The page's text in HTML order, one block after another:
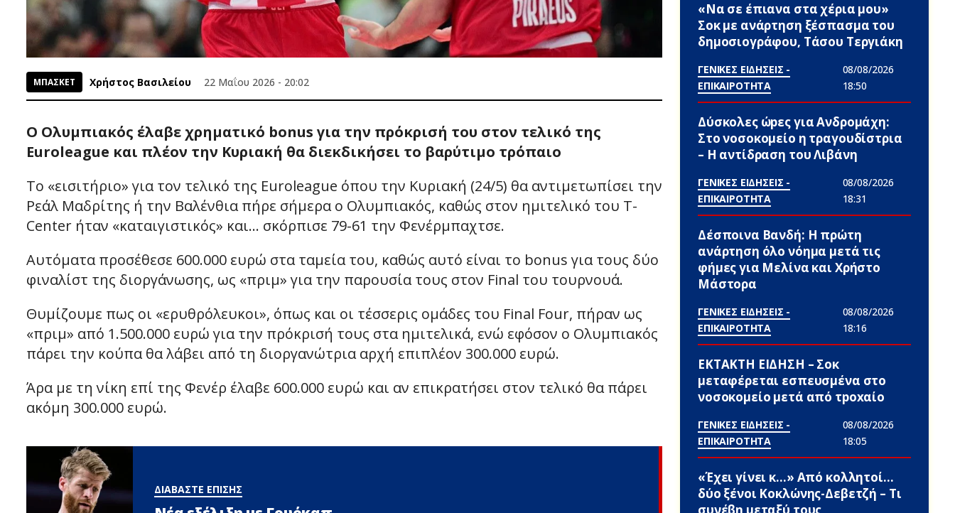
ΜΠΑΣΚΕΤ Χρήστος Βασιλείου 22 Μαΐου 2026 - 20:02
Ο Ολυμπιακός έλαβε χρηματικό bonus για την πρόκρισή του στον τελικό της
Euroleague και πλέον την Κυριακή θα διεκδικήσει το βαρύτιμο τρόπαιο
To «εισιτήριο» για τον τελικό της Euroleague όπου την Κυριακή (24/5) θα αντιμετωπίσει την
Ρεάλ Μαδρίτης ή την Βαλένθια πήρε σήμερα ο Ολυμπιακός, καθώς στον ημιτελικό του T-
Center ήταν «καταιγιστικός» και… σκόρπισε 79-61 την Φενέρμπαχτσε.
Αυτόματα προσέθεσε 600.000 ευρώ στα ταμεία του, καθώς αυτό είναι το bonus για τους δύο
φιναλίστ της διοργάνωσης, ως «πριμ» για την παρουσία τους στον Final του τουρνουά.
Θυμίζουμε πως οι «ερυθρόλευκοι», όπως και οι τέσσερις ομάδες του Final Four, πήραν ως
«πριμ» από 1.500.000 ευρώ για την πρόκρισή τους στα ημιτελικά, ενώ εφόσον ο Ολυμπιακός
πάρει την κούπα θα λάβει από τη διοργανώτρια αρχή επιπλέον 300.000 ευρώ.
Άρα με τη νίκη επί της Φενέρ έλαβε 600.000 ευρώ και αν επικρατήσει στον τελικό θα πάρει
ακόμη 300.000 ευρώ.
ΔΙΑΒΑΣΤΕ ΕΠΙΣΗΣ
«Να σε έπιανα στα χέρια μου»
Σoκ με ανάρτηση ξέσπασμα του
δημοσιογράφου, Τάσου Τεργιάκη
ΓΕΝΙΚΕΣ ΕΙΔΗΣΕΙΣ -
ΕΠΙΚΑΙΡΟΤΗΤΑ
08/08/2026
18:50
Δύσκολες ώpες για Ανδρομάχη:
Στο νοσοκομείο η τραγουδίστρια
– Η αντίδραση του Λιβάνη
ΓΕΝΙΚΕΣ ΕΙΔΗΣΕΙΣ -
ΕΠΙΚΑΙΡΟΤΗΤΑ
08/08/2026
18:31
Δέσποινα Βανδή: Η πρώτη
ανάρτηση όλο νόημα μετά τις
φήμες για Μελίνα και Χρήστο
Μάστορα
ΓΕΝΙΚΕΣ ΕΙΔΗΣΕΙΣ -
ΕΠΙΚΑΙΡΟΤΗΤΑ
08/08/2026
18:16
ΕΚΤΑΚΤΗ ΕΙΔΗΣΗ – Σoκ
μεταφέρεται εσπευσμένα στο
νοσοκομείο μετά από τpοxαίο
ΓΕΝΙΚΕΣ ΕΙΔΗΣΕΙΣ -
ΕΠΙΚΑΙΡΟΤΗΤΑ
08/08/2026
18:05
«Έχει γίνει κ…» Από κολλητοί…
δύο ξένοι Κοκλώνης-Δεβετζή – Τι